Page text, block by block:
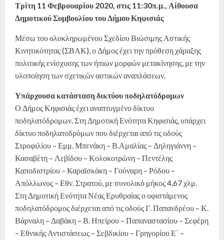
Τρίτη 11 Φεβρουαρίου 2020, στις 11:30π.μ., Αίθουσα
Δημοτικού Συμβουλίου του Δήμου Κηφισιάς
Μέσω του ολοκληρωμένου Σχεδίου Βιώσιμης Αστικής
Κινητικότητας (ΣΒΑΚ), ο Δήμος έχει την πρόθεση χάραξης
πολιτικής ενίσχυσης των ήπιων μορφών μετακίνησης, με την
υλοποίηση των σχετικών αστικών αναπλάσεων.
Υπάρχουσα κατάσταση δικτύου ποδηλατόδρομων
Ο Δήμος Κηφισιάς έχει αναπτυγμένο δίκτυο
ποδηλατόδρομων. Στη Δημοτική Ενότητα Κηφισιάς, υπάρχει
δίκτυο ποδηλατοδρόμων που διέρχεται από τις οδούς
Στροφιλίου – Εμμ. Μπενάκη – Β.Αμαλίας – Δηληγιάννη –
Κασαβέτη – Λεβίδου – Κολοκοτρώνη – Πεντέλης
Καποδιστρίου – Καραϊσκάκη – Γούναρη – Ρόδου –
Απόλλωνος – Εθν. Στρατού, με συνολικό μήκος 4,67 χλμ.
Στη Δημοτική Ενότητα Νέας Ερυθραίας ο υφιστάμενος
ποδηλατόδρομος διέρχεται από τις οδούς Γ. Παπανδρέου – Κ.
Βάρναλη – Δαβάκη – Β. Ηπείρου – Παπαναστασίου – Σεφέρη
– Εθνικής Αντιστάσεως – Σεβδικίου – Γρηγορίου Ε΄ –